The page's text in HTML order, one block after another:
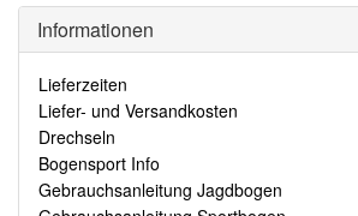
Informationen
Lieferzeiten
Liefer- und Versandkosten
Drechseln
Bogensport Info
Gebrauchsanleitung Jagdbogen